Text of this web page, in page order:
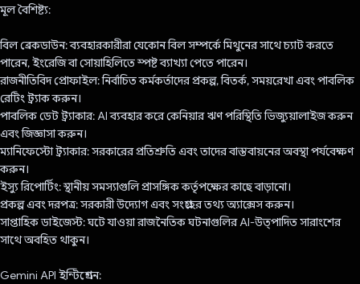
মূল বৈশিষ্ট্য:
বিল ব্রেকডাউন: ব্যবহারকারীরা যেকোন বিল সম্পর্কে মিথুনের সাথে চ্যাট করতে
পারেন, ইংরেজি বা সোয়াহিলিতে স্পষ্ট ব্যাখ্যা পেতে পারেন।
রাজনীতিবিদ প্রোফাইল: নির্বাচিত কর্মকর্তাদের প্রকল্প, বিতর্ক, সময়রেখা এবং পাবলিক
রেটিং ট্র্যাক করুন।
পাবলিক ডেট ট্র্যাকার: AI ব্যবহার করে কেনিয়ার ঋণ পরিস্থিতি ভিজ্যুয়ালাইজ করুন
এবং জিজ্ঞাসা করুন।
ম্যানিফেস্টো ট্র্যাকার: সরকারের প্রতিশ্রুতি এবং তাদের বাস্তবায়নের অবস্থা পর্যবেক্ষণ
করুন।
ইস্যু রিপোর্টিং: স্থানীয় সমস্যাগুলি প্রাসঙ্গিক কর্তৃপক্ষের কাছে বাড়ানো।
প্রকল্প এবং দরপত্র: সরকারী উদ্যোগ এবং সংগ্রহের তথ্য অ্যাক্সেস করুন।
সাপ্তাহিক ডাইজেস্ট: ঘটে যাওয়া রাজনৈতিক ঘটনাগুলির AI-উত্পাদিত সারাংশের
সাথে অবহিত থাকুন।
Gemini API ইন্টিগ্রেশন: